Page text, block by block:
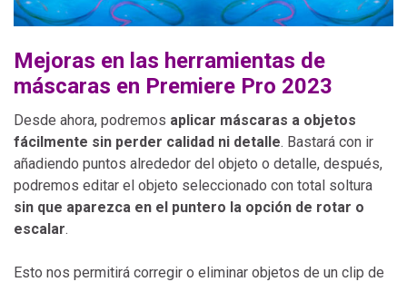
Mejoras en las herramientas de
máscaras en Premiere Pro 2023
Desde ahora, podremos aplicar máscaras a objetos
fácilmente sin perder calidad ni detalle. Bastará con ir
añadiendo puntos alrededor del objeto o detalle, después,
podremos editar el objeto seleccionado con total soltura
sin que aparezca en el puntero la opción de rotar o
escalar.
Esto nos permitirá corregir o eliminar objetos de un clip de